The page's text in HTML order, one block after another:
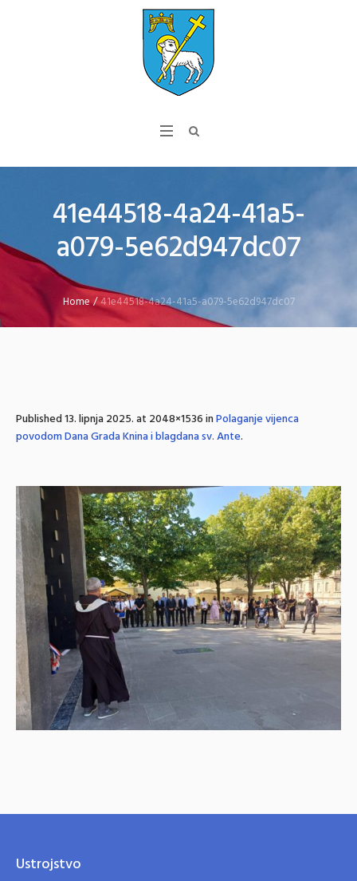
41e44518-4a24-41a5-
a079-5e62d947dc07
Home/41e44518-4a24-41a5-a079-5e62d947dc07
Published13. lipnja 2025.at 2048×1536 inPolaganje vijenca
povodom Dana Grada Knina i blagdana sv. Ante.
Ustrojstvo